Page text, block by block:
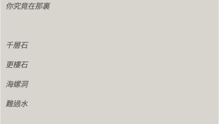
你究竟在那裏
千層石
更樓石
海螺洞
難過水